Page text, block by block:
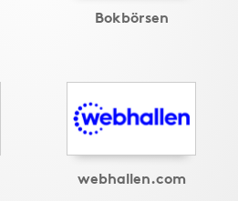
Bokbörsen
webhallen.com